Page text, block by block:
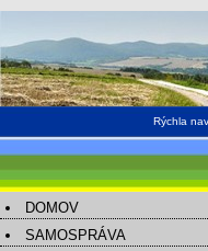
Rýchla
DOMOV
SAMOSPRÁVA